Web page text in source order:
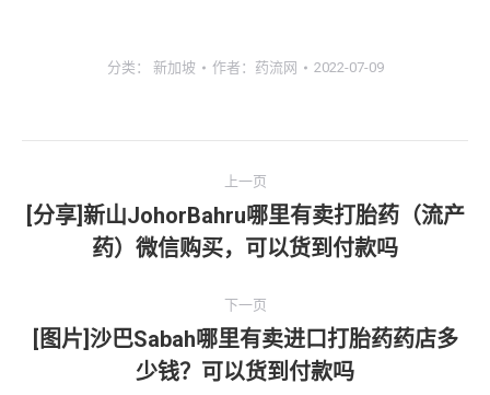
分类： 新加坡 作者： 药流网 2022-07-09
章
上一页
上
一
[分享]新山JohorBahru哪里有卖打胎药（流产
药）微信购买，可以货到付款吗
下一页
下
一
[图片]沙巴Sabah哪里有卖进口打胎药药店多
少钱？可以货到付款吗